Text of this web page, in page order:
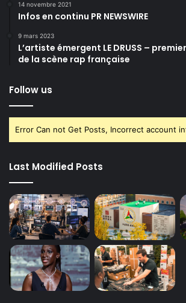
14 novembre 2021
Infos en continu PR NEWSWIRE
9 mars 2023
L’artiste émergent LE DRUSS –
de la scène rap française
Follow us
Error Can not Get Posts, Incorrect account
Last Modified Posts